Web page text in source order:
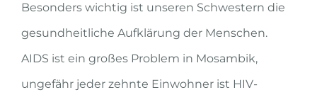
Besonders wichtig ist unseren Schwestern die
gesundheitliche Aufklärung der Menschen.
AIDS ist ein großes Problem in Mosambik,
ungefähr jeder zehnte Einwohner ist HIV-